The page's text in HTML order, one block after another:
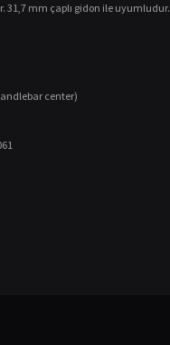
31,7 mm çaplı gidon ile uyumludur.
center)